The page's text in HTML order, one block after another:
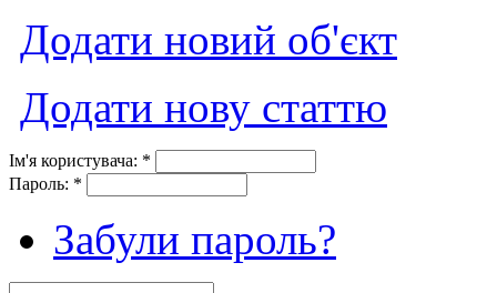
Додати новий об'єкт
Додати нову статтю
Ім'я користувача: *
Пароль: *
Забули пароль?